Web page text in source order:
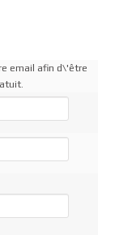
email afin d\'être